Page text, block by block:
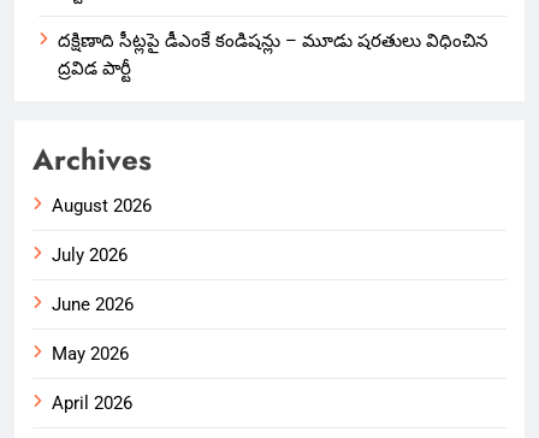
దక్షిణాది సీట్లపై డీఎంకే కండిషన్లు – మూడు షరతులు విధించిన
ద్రవిడ పార్టీ
Archives
August 2026
July 2026
June 2026
May 2026
April 2026